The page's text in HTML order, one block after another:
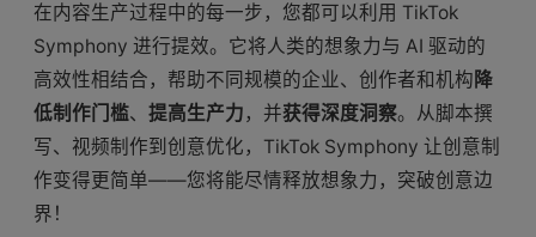
在内容生产过程中的每一步，您都可以利用 TikTok
Symphony 进行提效。它将人类的想象力与 AI 驱动的
高效性相结合，帮助不同规模的企业、创作者和机构 降
低制作门槛、 提高生产力 ，并获得深度洞察。从脚本撰
写、视频制作到创意优化，TikTok Symphony 让创意制
作变得更简单——您将能尽情释放想象力，突破创意边
界！